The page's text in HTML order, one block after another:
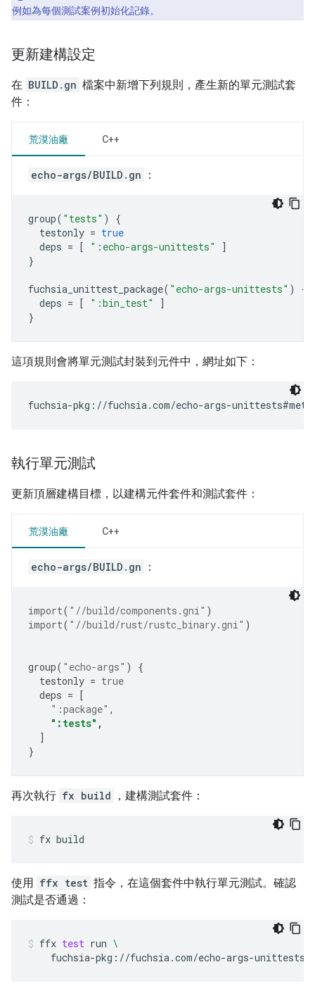
例如為每個測試案例初始化記錄。
更新建構設定
在 BUILD.gn 檔案中新增下列規則，產生新的單元測試套
件：
荒漠油廠 C++
echo-args/BUILD.gn ：
group( "tests" )
{
testonly = true
deps = [ ":echo-args-unittests"
]
}
fuchsia_unittest_package( "echo-args-unittests" )
{
deps = [ ":bin_test"
]
}
這項規則會將單元測試封裝到元件中，網址如下：
執行單元測試
更新頂層建構目標，以建構元件套件和測試套件：
荒漠油廠 C++
echo-args/BUILD.gn ：
import( "//build/components.gni" )
import( "//build/rust/rustc_binary.gni" )
group( "echo-args" )
{
testonly = true
deps = [
":package" ,
":tests" ,
]
}
再次執行 fx build ，建構測試套件：
fx build
使用 ffx test 指令，在這個套件中執行單元測試。確認
測試是否通過：
ffx test run \
fuchsia-pkg://fuchsia.com/echo-args-